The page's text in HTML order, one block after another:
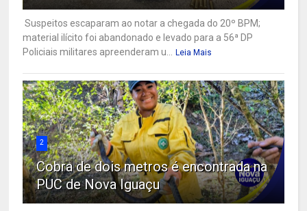
Suspeitos escaparam ao notar a chegada do 20º BPM;
material ilícito foi abandonado e levado para a 56ª DP
Policiais militares apreenderam u...
Leia Mais
2
Cobra de dois metros é encontrada na
PUC de Nova Iguaçu